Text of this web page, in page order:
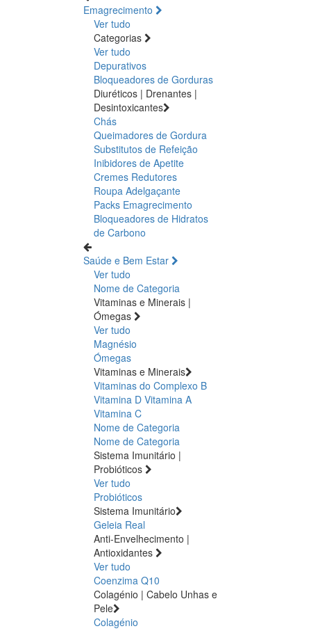
Emagrecimento
Ver tudo
Categorias
Ver tudo
Depurativos
Bloqueadores de Gorduras
Diuréticos | Drenantes |
Desintoxicantes
Chás
Queimadores de Gordura
Substitutos de Refeição
Inibidores de Apetite
Cremes Redutores
Roupa Adelgaçante
Packs Emagrecimento
Bloqueadores de Hidratos
de Carbono
Saúde e Bem Estar
Ver tudo
Nome de Categoria
Vitaminas e Minerais |
Ómegas
Ver tudo
Magnésio
Ómegas
Vitaminas e Minerais
Vitaminas do Complexo B
Vitamina D Vitamina A
Vitamina C
Nome de Categoria
Nome de Categoria
Sistema Imunitário |
Probióticos
Ver tudo
Probióticos
Sistema Imunitário
Geleia Real
Anti-Envelhecimento |
Antioxidantes
Ver tudo
Coenzima Q10
Colagénio | Cabelo Unhas e
Pele
Colagénio